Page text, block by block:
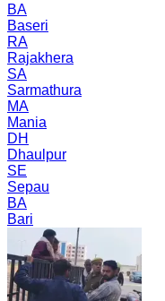
BA
Baseri
RA
Rajakhera
SA
Sarmathura
MA
Mania
DH
Dhaulpur
SE
Sepau
BA
Bari